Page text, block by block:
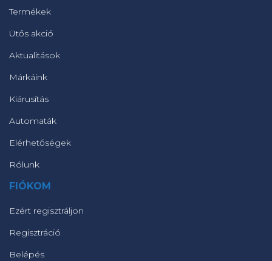
Termékek
Ütős akció
Aktualitások
Márkáink
Kiárusítás
Automaták
Elérhetőségek
Rólunk
FIÓKOM
Ezért regisztráljon
Regisztráció
Belépés